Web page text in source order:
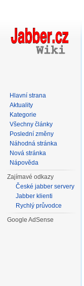
Hlavní strana
Aktuality
Kategorie
Všechny články
Poslední změny
Náhodná stránka
Nová stránka
Nápověda
Zajímavé odkazy
České jabber servery
Jabber klienti
Rychlý průvodce
Google AdSense